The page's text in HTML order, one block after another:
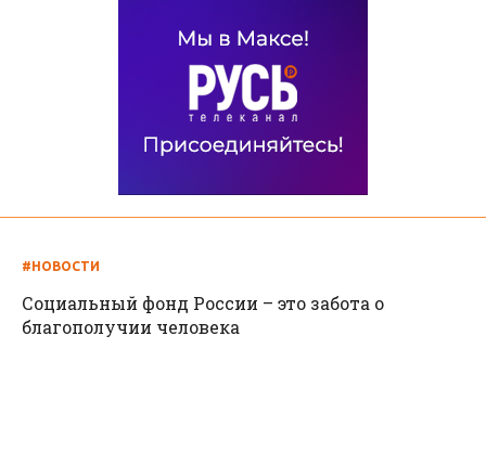
#НОВОСТИ
Социальный фонд России – это забота о
благополучии человека